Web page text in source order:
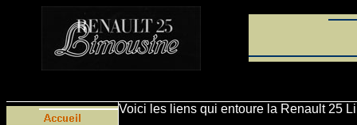
Voici les liens qui entoure la Renault 25